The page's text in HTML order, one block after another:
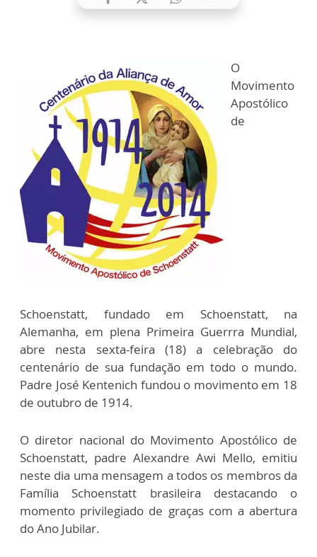
O
Movimento
Apostólico
de
Schoenstatt, fundado em Schoenstatt, na
Alemanha, em plena Primeira Guerrra Mundial,
abre nesta sexta-feira (18) a celebração do
centenário de sua fundação em todo o mundo.
Padre José Kentenich fundou o movimento em 18
de outubro de 1914.
O diretor nacional do Movimento Apostólico de
Schoenstatt, padre Alexandre Awi Mello, emitiu
neste dia uma mensagem a todos os membros da
Família Schoenstatt brasileira destacando o
momento privilegiado de graças com a abertura
do Ano Jubilar.